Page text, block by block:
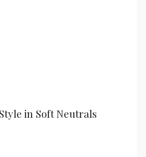
in Soft Neutrals